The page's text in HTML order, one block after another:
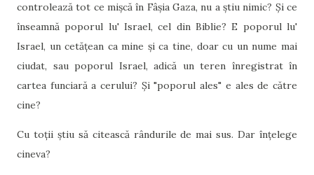
controlează tot ce mișcă în Fâșia Gaza, nu a știu nimic? Și ce
înseamnă poporul lu' Israel, cel din Biblie? E poporul lu'
Israel, un cetățean ca mine și ca tine, doar cu un nume mai
ciudat, sau poporul Israel, adică un teren înregistrat în
cartea funciară a cerului? Și "poporul ales" e ales de către
cine?
Cu toții știu să citească rândurile de mai sus. Dar înțelege
cineva?